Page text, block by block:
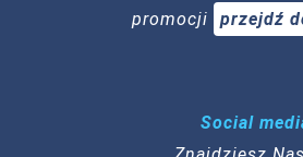
promocji
przejdź
Social